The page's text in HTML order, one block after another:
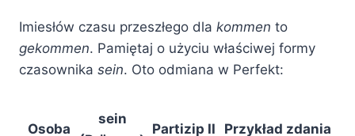
Imiesłów czasu przeszłego dla kommen to
gekommen. Pamiętaj o użyciu właściwej formy
czasownika sein. Oto odmiana w Perfekt:
Osoba
sein
Partizip II Przykład zdania